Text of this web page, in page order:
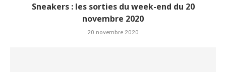
Sneakers : les sorties du week-end du 20
novembre 2020
20 novembre 2020